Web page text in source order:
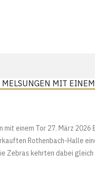
MELSUNGEN MIT
einem Tor 27. März 2026
Rothenbach-Halle
Zebras kehrten dabei